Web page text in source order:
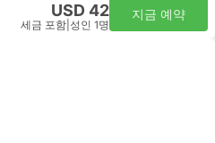
USD 42
세금 포함 성인 1명
지금 예약